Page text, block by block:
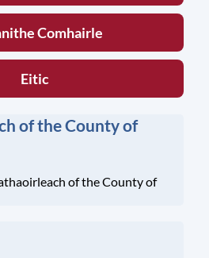
Comhairle
Eitic
of the County of
of the County of